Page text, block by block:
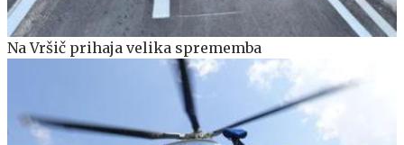
Na Vršič prihaja velika sprememba